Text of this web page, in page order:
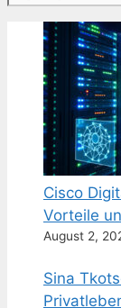
Cisco
Vorteile
August 2,
Sina